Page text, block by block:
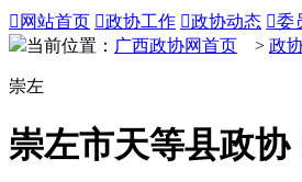
 网站首页 政协工作 政协动态 委
当前位置： 广西政协网首页 > 政
崇左
崇左市天等县政